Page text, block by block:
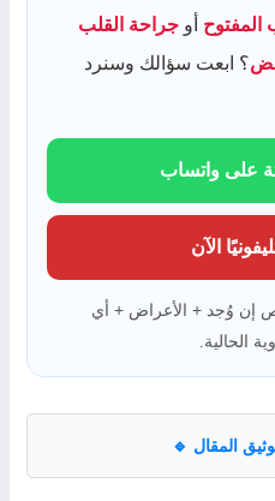
المفتوح أوجراحة القلب
؟ ابعت سؤالك وسنرد
على واتساب
الآن
إن وُجد + الأعراض + أي
الحالية.
المقال 🔹